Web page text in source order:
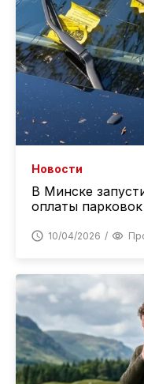
Новости
В Минске
оплаты парковок
10/04/2026